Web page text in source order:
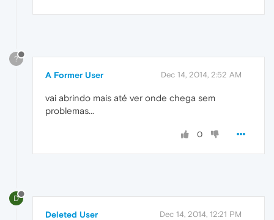
?
A Former User Dec 14, 2014, 2:52 AM
vai abrindo mais até ver onde chega sem
problemas...
0
D
Deleted User Dec 14, 2014, 12:21 PM